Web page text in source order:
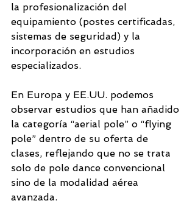
la profesionalización del
equipamiento (postes certificadas,
sistemas de seguridad) y la
incorporación en estudios
especializados.
En Europa y EE.UU. podemos
observar estudios que han añadido
la categoría “aerial pole” o “flying
pole” dentro de su oferta de
clases, reflejando que no se trata
solo de pole dance convencional
sino de la modalidad aérea
avanzada.